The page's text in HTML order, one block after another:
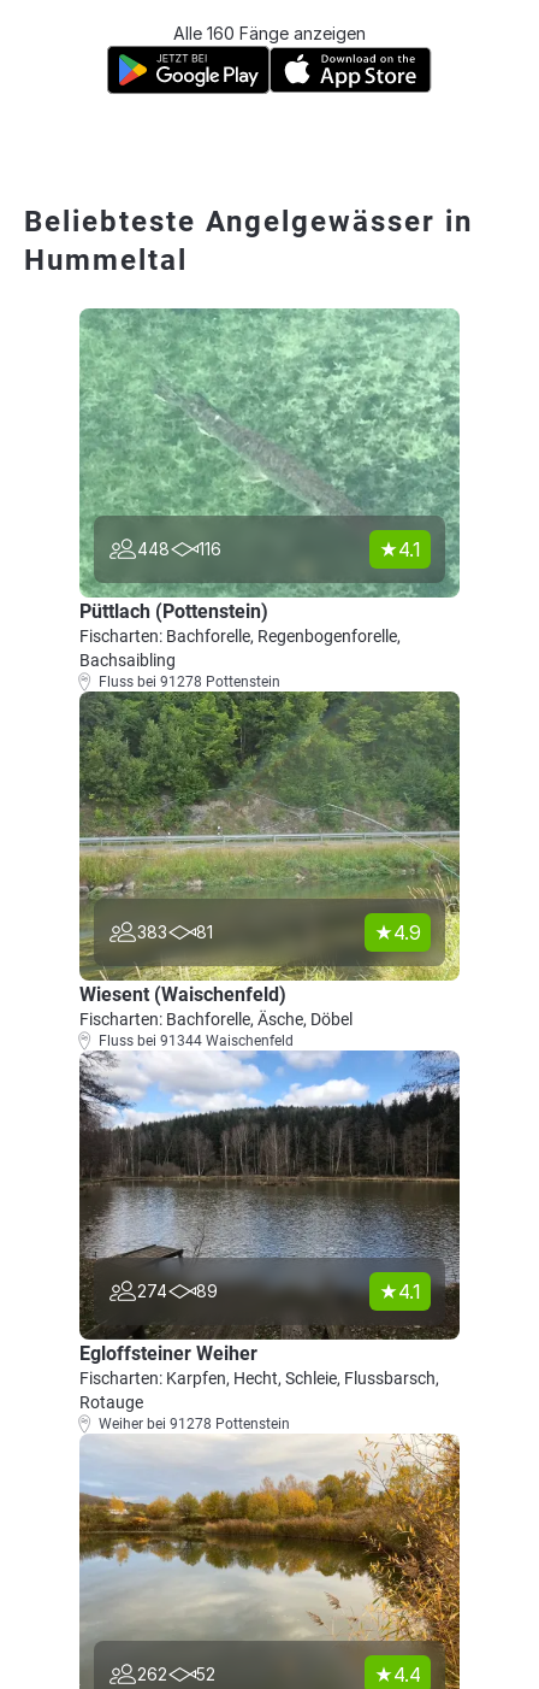
Alle 160 Fänge anzeigen
Beliebteste Angelgewässer in
Hummeltal
448 116 4.1
Püttlach (Pottenstein)
Fischarten: Bachforelle, Regenbogenforelle,
Bachsaibling
Fluss bei 91278 Pottenstein
383 81 4.9
Wiesent (Waischenfeld)
Fischarten: Bachforelle, Äsche, Döbel
Fluss bei 91344 Waischenfeld
274 89 4.1
Egloffsteiner Weiher
Fischarten: Karpfen, Hecht, Schleie, Flussbarsch,
Rotauge
Weiher bei 91278 Pottenstein
262 52 4.4